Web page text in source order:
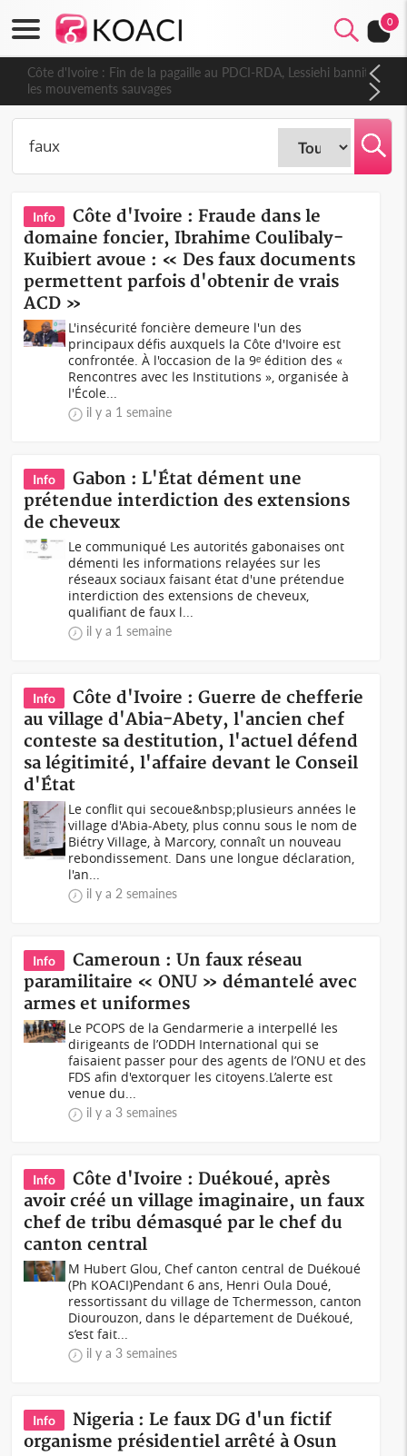
0
Côte d'Ivoire : Fin de la pagaille au PDCI-RDA, Lessiehi bannit
les mouvements sauvages
Info
Côte d'Ivoire : Fraude dans le
domaine foncier, Ibrahime Coulibaly-
Kuibiert avoue : « Des faux documents
permettent parfois d'obtenir de vrais
ACD »
L'insécurité foncière demeure l'un des
principaux défis auxquels la Côte d'Ivoire est
confrontée. À l'occasion de la 9ᵉ édition des «
Rencontres avec les Institutions », organisée à
l'École...
il y a 1 semaine
Info
Gabon : L'État dément une
prétendue interdiction des extensions
de cheveux
Le communiqué Les autorités gabonaises ont
démenti les informations relayées sur les
réseaux sociaux faisant état d'une prétendue
interdiction des extensions de cheveux,
qualifiant de faux l...
il y a 1 semaine
Info
Côte d'Ivoire : Guerre de chefferie
au village d'Abia-Abety, l'ancien chef
conteste sa destitution, l'actuel défend
sa légitimité, l'affaire devant le Conseil
d'État
Le conflit qui secoue&nbsp;plusieurs années le
village d'Abia-Abety, plus connu sous le nom de
Biétry Village, à Marcory, connaît un nouveau
rebondissement. Dans une longue déclaration,
l'an...
il y a 2 semaines
Info
Cameroun : Un faux réseau
paramilitaire « ONU » démantelé avec
armes et uniformes
Le PCOPS de la Gendarmerie a interpellé les
dirigeants de l’ODDH International qui se
faisaient passer pour des agents de l’ONU et des
FDS afin d'extorquer les citoyens.L’alerte est
venue du...
il y a 3 semaines
Info
Côte d'Ivoire : Duékoué, après
avoir créé un village imaginaire, un faux
chef de tribu démasqué par le chef du
canton central
M Hubert Glou, Chef canton central de Duékoué
(Ph KOACI)Pendant 6 ans, Henri Oula Doué,
ressortissant du village de Tchermesson, canton
Diourouzon, dans le département de Duékoué,
s’est fait...
il y a 3 semaines
Info
Nigeria : Le faux DG d'un fictif
organisme présidentiel arrêté à Osun